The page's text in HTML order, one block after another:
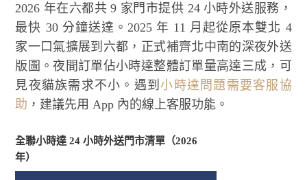
2026 年在六都共 9 家門市提供 24 小時外送服務，
最快 30 分鐘送達。2025 年 11 月起從原本雙北 4
家一口氣擴展到六都，正式補齊北中南的深夜外送
版圖。夜間訂單佔小時達整體訂單量高達三成，可
見夜貓族需求不小。遇到小時達問題需要客服協
助 ，建議先用 App 內的線上客服功能。
全聯小時達 24 小時外送門市清單（2026
年）